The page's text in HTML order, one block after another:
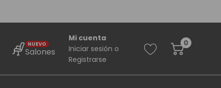
NUEVO
Salones
Mi cuenta
Iniciar sesión o
Registrarse
0